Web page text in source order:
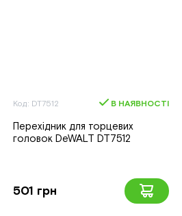
Код: DT7512 В НАЯВНОСТІ
Перехідник для торцевих
головок DeWALT DT7512
501 грн